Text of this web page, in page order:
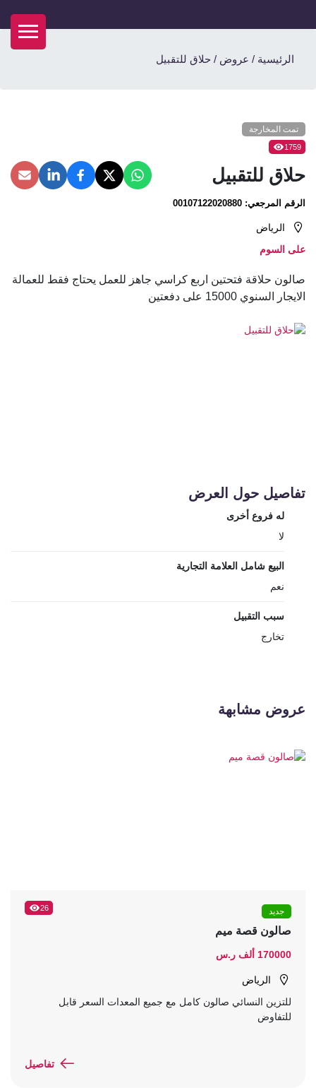
الرئيسية / عروض / حلاق للتقبيل
تمت المخارجة
1759
حلاق للتقبيل
الرقم المرجعي:
الرياض
على السوم
صالون حلاقة فتحتين اربع كراسي جاهز للعمل يحتاج فقط للعمالة
الايجار السنوي 15000 على دفعتين
تفاصيل حول العرض
له فروع أخرى
لا
البيع شامل العلامة التجارية
نعم
سبب التقبيل
تخارج
عروض مشابهة
26 جديد
صالون قصة ميم
170000 ألف ر.س
الرياض
للتزين النسائي صالون كامل مع جميع المعدات السعر قابل
للتفاوض
تفاصيل